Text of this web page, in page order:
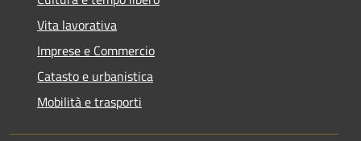
Vita lavorativa
Imprese e Commercio
Catasto e urbanistica
Mobilità e trasporti